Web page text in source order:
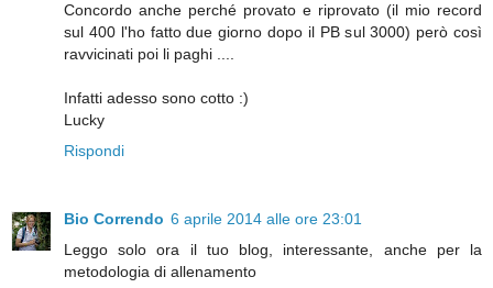
Concordo anche perché provato e riprovato (il mio record
sul 400 l'ho fatto due giorno dopo il PB sul 3000) però così
ravvicinati poi li paghi ....
Infatti adesso sono cotto :)
Lucky
Rispondi
Bio Correndo 6 aprile 2014 alle ore 23:01
Leggo solo ora il tuo blog, interessante, anche per la
metodologia di allenamento